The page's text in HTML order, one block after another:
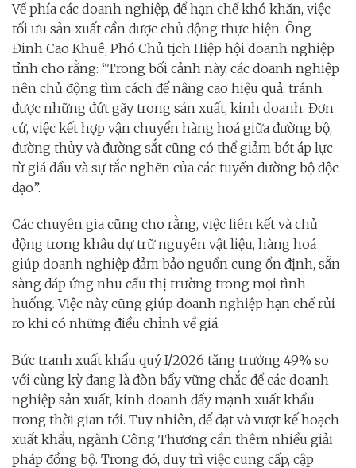
Về phía các doanh nghiệp, để hạn chế khó khăn, việc
tối ưu sản xuất cần được chủ động thực hiện. Ông
Đinh Cao Khuê, Phó Chủ tịch Hiệp hội doanh nghiệp
tỉnh cho rằng: “Trong bối cảnh này, các doanh nghiệp
nên chủ động tìm cách để nâng cao hiệu quả, tránh
được những đứt gãy trong sản xuất, kinh doanh. Đơn
cử, việc kết hợp vận chuyển hàng hoá giữa đường bộ,
đường thủy và đường sắt cũng có thể giảm bớt áp lực
từ giá dầu và sự tắc nghẽn của các tuyến đường bộ độc
đạo”.
Các chuyên gia cũng cho rằng, việc liên kết và chủ
động trong khâu dự trữ nguyên vật liệu, hàng hoá
giúp doanh nghiệp đảm bảo nguồn cung ổn định, sẵn
sàng đáp ứng nhu cầu thị trường trong mọi tình
huống. Việc này cũng giúp doanh nghiệp hạn chế rủi
ro khi có những điều chỉnh về giá.
Bức tranh xuất khẩu quý I/2026 tăng trưởng 49% so
với cùng kỳ đang là đòn bẩy vững chắc để các doanh
nghiệp sản xuất, kinh doanh đẩy mạnh xuất khẩu
trong thời gian tới. Tuy nhiên, để đạt và vượt kế hoạch
xuất khẩu, ngành Công Thương cần thêm nhiều giải
pháp đồng bộ. Trong đó, duy trì việc cung cấp, cập